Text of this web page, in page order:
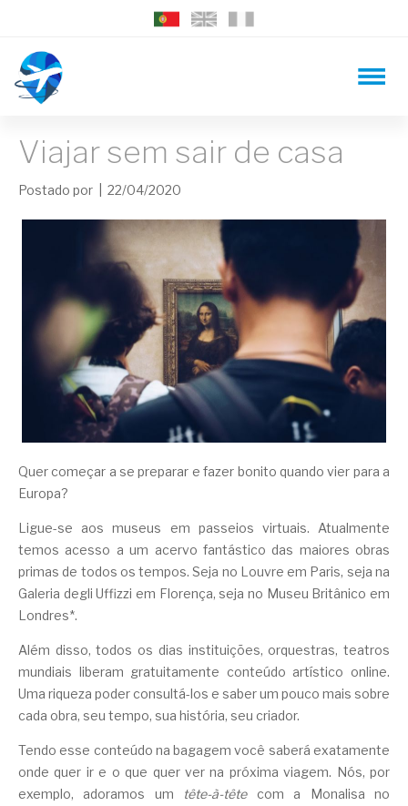
Viajar sem sair de casa
Postado por | 22/04/2020
Quer começar a se preparar e fazer bonito quando vier para a
Europa?
Ligue-se aos museus em passeios virtuais. Atualmente
temos acesso a um acervo fantástico das maiores obras
primas de todos os tempos. Seja no Louvre em Paris, seja na
Galeria degli Uffizzi em Florença, seja no Museu Britânico em
Londres*.
Além disso, todos os dias instituições, orquestras, teatros
mundiais liberam gratuitamente conteúdo artístico online.
Uma riqueza poder consultá-los e saber um pouco mais sobre
cada obra, seu tempo, sua história, seu criador.
Tendo esse conteúdo na bagagem você saberá exatamente
onde quer ir e o que quer ver na próxima viagem. Nós, por
exemplo, adoramos um
tête-à-têtecom a Monalisa no